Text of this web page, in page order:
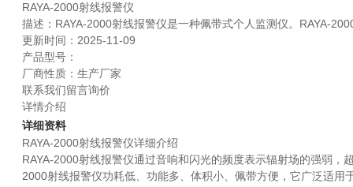
RAYA-2000射线报警仪
描述：RAYA-2000射线报警仪是一种佩带式个人监测仪。RAYA-
更新时间：2025-11-09
产品型号：
厂商性质：生产厂家
联系我们留言询价
详情介绍
详细资料
RAYA-2000射线报警仪详细介绍
RAYA-2000射线报警仪通过音响和闪光的频度表示辐射场的强弱
2000射线报警仪功耗低、功能多、体积小、佩带方便，它广泛适